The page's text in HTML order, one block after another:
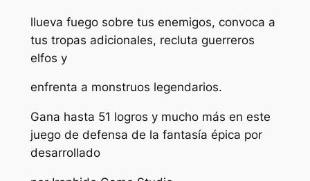
llueva fuego sobre tus enemigos, convoca a
tus tropas adicionales, recluta guerreros
elfos y
enfrenta a monstruos legendarios.
Gana hasta 51 logros y mucho más en este
juego de defensa de la fantasía épica por
desarrollado